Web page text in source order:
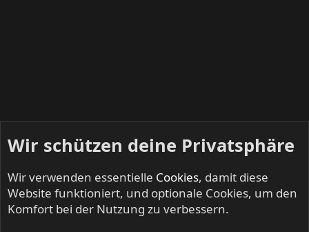
Wir schützen deine Privatsphäre
Wir verwenden essentielle Cookies, damit diese
Website funktioniert, und optionale Cookies, um den
Komfort bei der Nutzung zu verbessern.